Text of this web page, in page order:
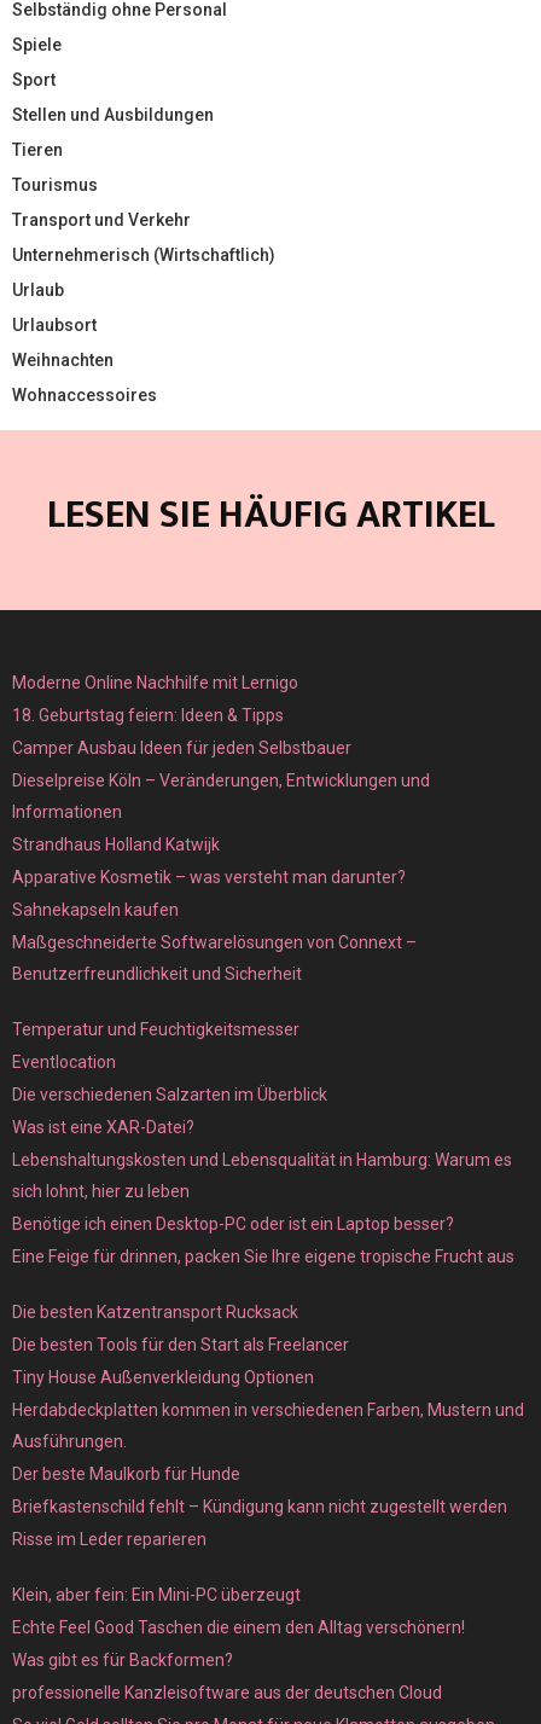
Selbständig ohne Personal
Spiele
Sport
Stellen und Ausbildungen
Tieren
Tourismus
Transport und Verkehr
Unternehmerisch (Wirtschaftlich)
Urlaub
Urlaubsort
Weihnachten
Wohnaccessoires
LESEN SIE HÄUFIG ARTIKEL
Moderne Online Nachhilfe mit Lernigo
18. Geburtstag feiern: Ideen & Tipps
Camper Ausbau Ideen für jeden Selbstbauer
Dieselpreise Köln – Veränderungen, Entwicklungen und
Informationen
Strandhaus Holland Katwijk
Apparative Kosmetik – was versteht man darunter?
Sahnekapseln kaufen
Maßgeschneiderte Softwarelösungen von Connext –
Benutzerfreundlichkeit und Sicherheit
Temperatur und Feuchtigkeitsmesser
Eventlocation
Die verschiedenen Salzarten im Überblick
Was ist eine XAR-Datei?
Lebenshaltungskosten und Lebensqualität in Hamburg: Warum es
sich lohnt, hier zu leben
Benötige ich einen Desktop-PC oder ist ein Laptop besser?
Eine Feige für drinnen, packen Sie Ihre eigene tropische Frucht aus
Die besten Katzentransport Rucksack
Die besten Tools für den Start als Freelancer
Tiny House Außenverkleidung Optionen
Herdabdeckplatten kommen in verschiedenen Farben, Mustern und
Ausführungen.
Der beste Maulkorb für Hunde
Briefkastenschild fehlt – Kündigung kann nicht zugestellt werden
Risse im Leder reparieren
Klein, aber fein: Ein Mini-PC überzeugt
Echte Feel Good Taschen die einem den Alltag verschönern!
Was gibt es für Backformen?
professionelle Kanzleisoftware aus der deutschen Cloud